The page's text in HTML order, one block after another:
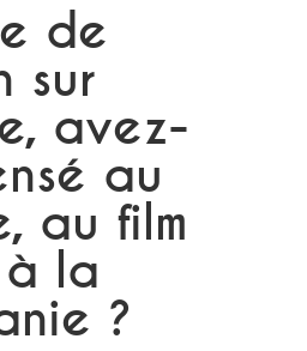
de
sur
avez-
au
au film
la
?